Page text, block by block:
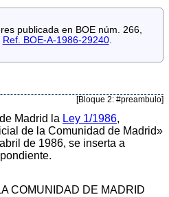
publicada en BOE núm. 266,
Ref. BOE-A-1986-29240.
[Bloque 2: #preambulo]
Madrid la Ley 1/1986,
de la Comunidad de Madrid»
de 1986, se inserta a
COMUNIDAD DE MADRID